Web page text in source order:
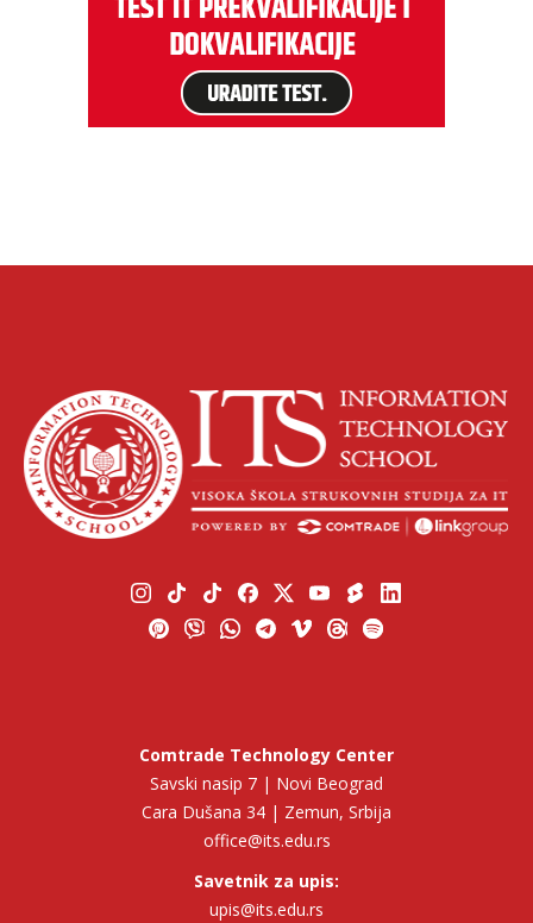
Comtrade Technology Center
Savski nasip 7 | Novi Beograd
Cara Dušana 34 | Zemun, Srbija
office@its.edu.rs
Savetnik za upis:
upis@its.edu.rs